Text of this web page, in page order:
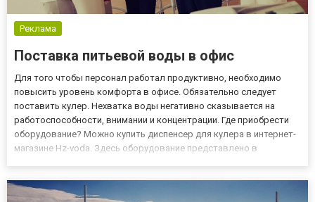
Реклама
Поставка питьевой воды в офис
Для того чтобы персонал работал продуктивно, необходимо
повысить уровень комфорта в офисе. Обязательно следует
поставить кулер. Нехватка воды негативно сказывается на
работоспособности, внимании и концентрации. Где приобрести
оборудование? Можно купить диспенсер для кулера в интернет-
магазине Hz-voda. Здесь оборудование представлено в
популярностью. Как правило...